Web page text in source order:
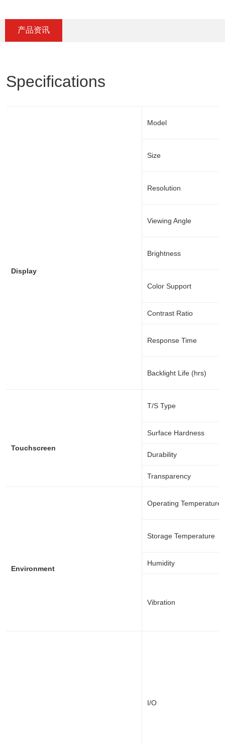
产品资讯
Specifications
Display
Model
Size
Resolution
Viewing Angle
Brightness
Color Support
Contrast Ratio
Response Time
Backlight Life (hrs)
Touchscreen
T/S Type
Surface Hardness
Durability
Transparency
Environment
Operating Temperature
Storage Temperature
Humidity
Vibration
I/O